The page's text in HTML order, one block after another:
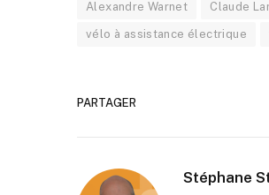
Alexandre Warnet Claude
vélo à assistance électrique
PARTAGER
Stéphane